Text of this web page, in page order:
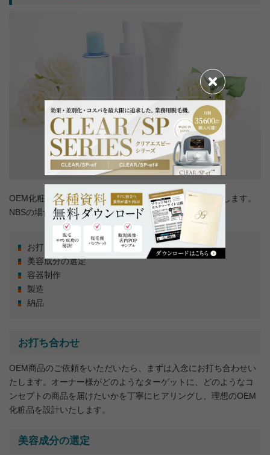
OEM化粧品を依頼してから納品されるまでの流れを解説します。
NBSの場合は以下の5つのステップで進行いたします。
お打ち合わせ
美容成分の選定
容器制作
製造
納品
お打ち合わせ
OEM商品のご依頼をいただいたら、まずは入念にお打ち合わせい
たします。オーナー様がどのようなターゲットに、どのようなコ
ンセプトの商品を届けたいかを丁寧にヒアリングし、理想のOEM
化粧品を設計いたします。
美容成分の選定